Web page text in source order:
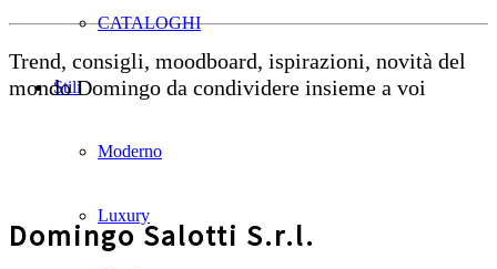
CATALOGHI
Stili
Moderno
Luxury
Trend, consigli, moodboard, ispirazioni, novità del
mondo Domingo da condividere insieme a voi
Domingo Salotti S.r.l.